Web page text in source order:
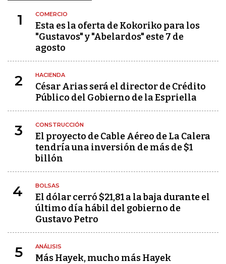
1 COMERCIO
Esta es la oferta de Kokoriko para los
"Gustavos" y "Abelardos" este 7 de
agosto
2 HACIENDA
César Arias será el director de Crédito
Público del Gobierno de la Espriella
3 CONSTRUCCIÓN
El proyecto de Cable Aéreo de La Calera
tendría una inversión de más de $1
billón
4 BOLSAS
El dólar cerró $21,81 a la baja durante el
último día hábil del gobierno de
Gustavo Petro
5 ANÁLISIS
Más Hayek, mucho más Hayek